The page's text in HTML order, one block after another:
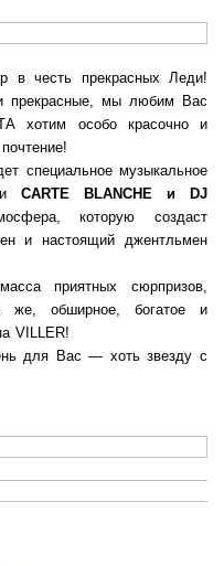
в честь прекрасных Леди!
прекрасные, мы любим Вас
хотим особо красочно и
специальное музыкальное
CARTE BLANCHE и DJ
которую создаст
и настоящий джентльмен
приятных сюрпризов,
же, обширное, богатое и
VILLER!
для Вас — хоть звезду с